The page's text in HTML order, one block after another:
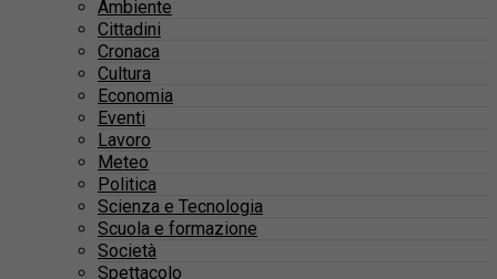
Ambiente
Cittadini
Cronaca
Cultura
Economia
Eventi
Lavoro
Meteo
Politica
Scienza e Tecnologia
Scuola e formazione
Società
Spettacolo